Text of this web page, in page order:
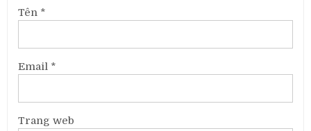
Tên *
Email *
Trang web